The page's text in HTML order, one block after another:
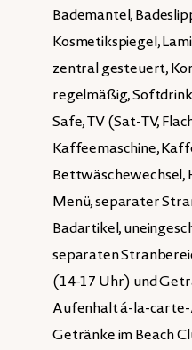
Bademantel,
Kosmetikspiegel,
zentral gesteuert,
regelmäßig,
Safe, TV (Sat-TV,
Kaffeemaschine,
Bettwäschewechsel,
Menü, separater
Badartikel,
separaten
(14-17 Uhr) und
Aufenhalt á-la-carte-
Getränke im Beach